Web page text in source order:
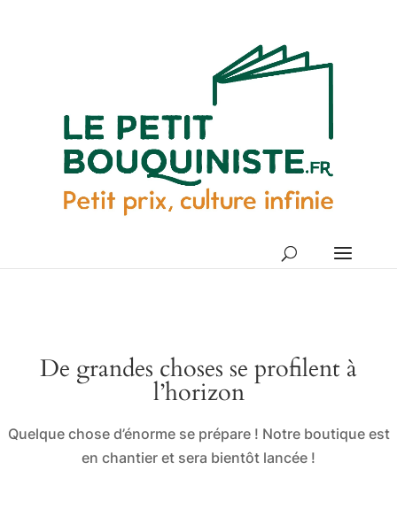
De grandes choses se profilent à
l’horizon
Quelque chose d’énorme se prépare ! Notre boutique est
en chantier et sera bientôt lancée !